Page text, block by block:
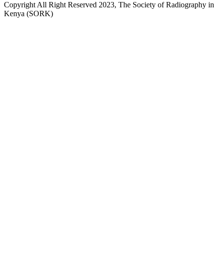
Copyright All Right Reserved 2023, The Society of Radiography in
Kenya (SORK)